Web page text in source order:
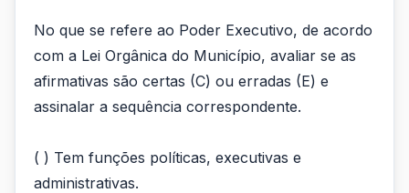
No que se refere ao Poder Executivo, de acordo
com a Lei Orgânica do Município, avaliar se as
afirmativas são certas (C) ou erradas (E) e
assinalar a sequência correspondente.
( ) Tem funções políticas, executivas e
administrativas.